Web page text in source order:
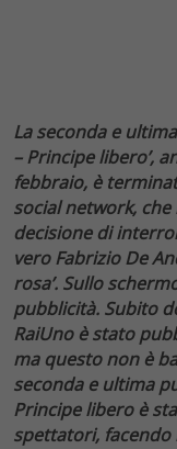
La seconda e
– Principe libero’,
febbraio, è
social network,
decisione di
vero Fabrizio De
rosa’. Sullo
pubblicità. Subito
RaiUno è stato
ma questo non è
seconda e ultima
Principe libero è
spettatori, facendo